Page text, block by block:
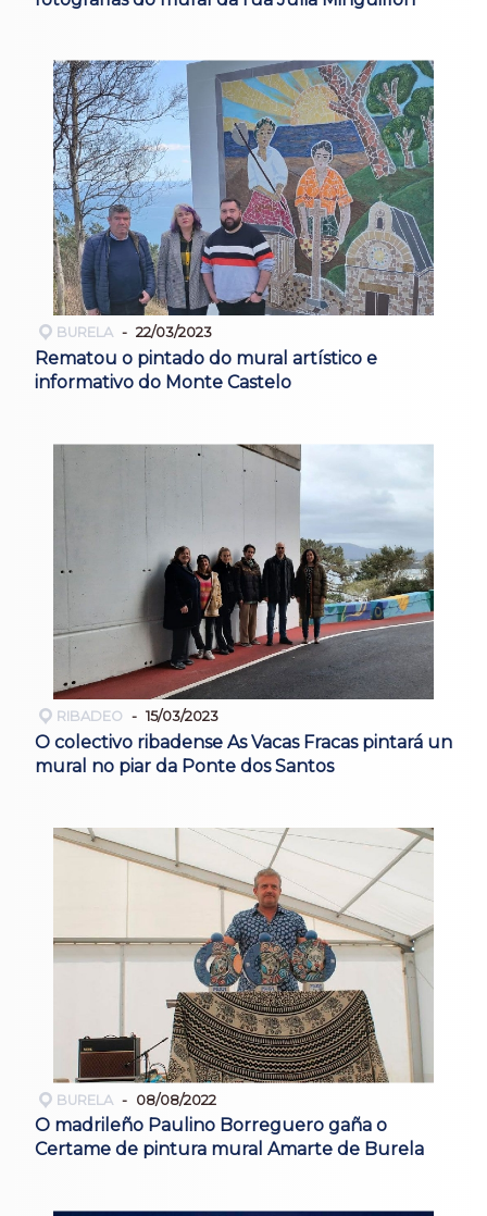
BURELA 22/03/2023
Rematou o pintado do mural artístico e
informativo do Monte Castelo
RIBADEO 15/03/2023
O colectivo ribadense As Vacas Fracas pintará un
mural no piar da Ponte dos Santos
BURELA 08/08/2022
O madrileño Paulino Borreguero gaña o
Certame de pintura mural Amarte de Burela